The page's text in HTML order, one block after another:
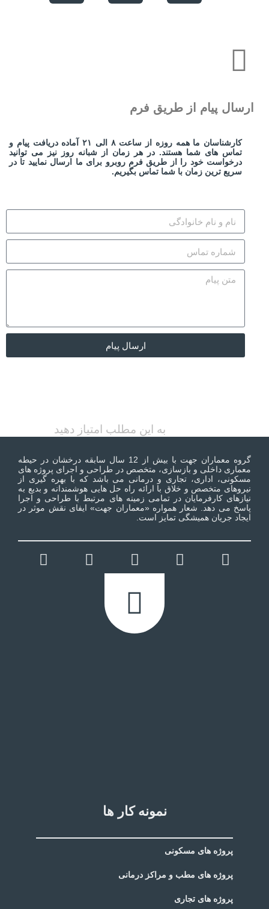
پیام از طریق فرم
کارشناسان ما همه روزه از ساعت ۸ الی ۲۱ آماده دریافت پیام و
تماس های شما هستند. در هر زمان از شبانه روز نیز می توانید
درخواست خود را از طریق فرم روبرو برای ما ارسال نمایید تا در
سریع ترین زمان با شما تماس بگیریم.
ارسال پیام
به این مطلب امتیاز دهید
گروه معماران جهت با بیش از 12 سال سابقه درخشان در حیطه
معماری داخلی و بازسازی، متخصص در طراحی و اجرای پروژه های
مسکونی، اداری، تجاری و درمانی می باشد که با بهره گیری از
نیروهای متخصص و خلاق با ارائه راه حل هایی هوشمندانه و بدیع به
نیازهای کارفرمایان در تمامی زمینه های مرتبط با طراحی و اجرا
پاسخ می دهد. شعار همواره «معماران جهت» ایفای نقش موثر در
ایجاد جریان همیشگی تمایز است.
نمونه کار ها
پروژه های مسکونی
پروژه های مطب و مراکز درمانی
پروژه های تجاری